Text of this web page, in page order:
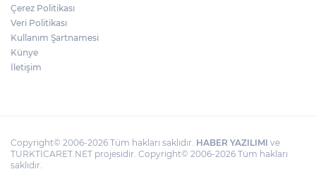
Yağış sonrası deniz uyarısı! Bulanık ve
Çerez Politikası
Veri Politikası
Kullanım Şartnamesi
Künye
İletişim
Copyright© 2006-2026 Tüm hakları saklıdır. HABER YAZILIMI ve
TURKTICARET.NET projesidir. Copyright© 2006-2026 Tüm hakları
saklıdır.